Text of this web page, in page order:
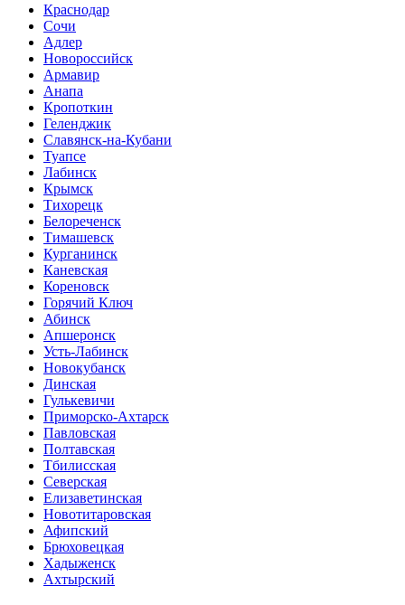
Краснодар
Сочи
Адлер
Новороссийск
Армавир
Анапа
Кропоткин
Геленджик
Славянск-на-Кубани
Туапсе
Лабинск
Крымск
Тихорецк
Белореченск
Тимашевск
Курганинск
Каневская
Кореновск
Горячий Ключ
Абинск
Апшеронск
Усть-Лабинск
Новокубанск
Динская
Гулькевичи
Приморско-Ахтарск
Павловская
Полтавская
Тбилисская
Северская
Елизаветинская
Новотитаровская
Афипский
Брюховецкая
Хадыженск
Ахтырский